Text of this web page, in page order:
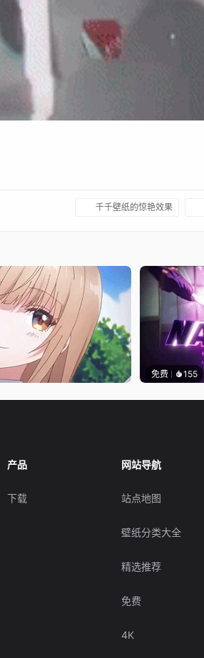
千千壁纸的惊艳效果
免费 155
产品
下载
网站导航
站点地图
壁纸分类大全
精选推荐
免费
4K